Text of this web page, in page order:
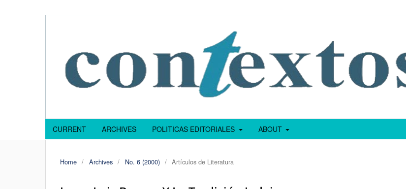
CURRENT ARCHIVES POLITICAS EDITORIALES ABOUT
Home / Archives / No. 6 (2000) / Artículos de Literatura